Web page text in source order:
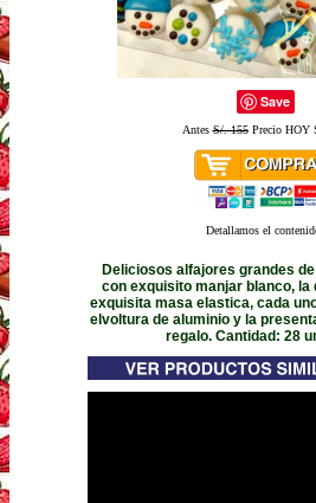
Save
AntesS/. 155Precio HOY
Detallamos el
Deliciosos alfajores grandes
con exquisito manjar blanco, la
exquisita masa elastica, cada
elvoltura de aluminio y la
regalo. Cantidad: 28